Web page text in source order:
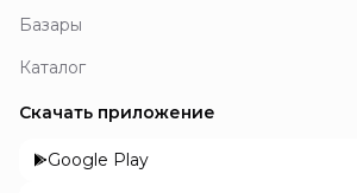
Базары
Каталог
Скачать приложение
Google Play